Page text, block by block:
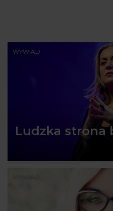
WYWIAD
Ludzka strona
WYWIAD